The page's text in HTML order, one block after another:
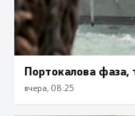
Портокалова фаза,
вчера, 08:25